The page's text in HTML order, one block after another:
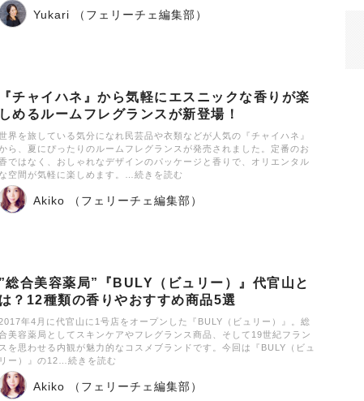
Yukari （フェリーチェ編集部）
チャイハネ』から気軽にエスニックな香りが楽
めるルームフレグランスが新登場！
界を旅している気分になれ民芸品や衣類などが人気の『チャイハネ』
ら、夏にぴったりのルームフレグランスが発売されました。定番のお
ではなく、おしゃれなデザインのパッケージと香りで、オリエンタル
空間が気軽に楽しめます。…続きを読む
Akiko （フェリーチェ編集部）
総合美容薬局”『BULY（ビュリー）』代官山と
？12種類の香りやおすすめ商品5選
年4月に代官山に1号店をオープンした『BULY（ビュリー）』。総
美容薬局としてスキンケアやフレグランス商品、そして19世紀フラン
を思わせる内観が魅力的なコスメブランドです。今回は『BULY（ビュ
ー）』の12…続きを読む
Akiko （フェリーチェ編集部）